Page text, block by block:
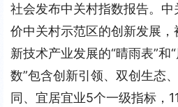
社会发布中关村指数报告。
价中关村示范区的创新发展
新技术产业发展的“晴雨表”和
数”包含创新引领、双创生态
同、宜居宜业5个一级指标，